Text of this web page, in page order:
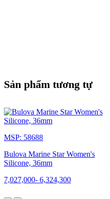
Sản phẩm tương tự
MSP: 58688
Bulova Marine Star Women's
Silicone, 36mm
7,027,000- 6,324,300